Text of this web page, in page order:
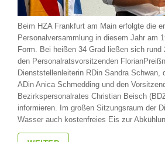
Beim HZA Frankfurt am Main erfolgte die
Personalversammlung in diesem Jahr am
Form. Bei heißen 34 Grad ließen sich
den Personalratsvorsitzenden
Dienststellenleiterin RDin Sandra Schwan,
ADin Anica Schmedding und den
Bezirkspersonalrates Christian Beisch
informieren. Im großen Sitzungsraum der
Wasser auch kostenfreies Eis zur